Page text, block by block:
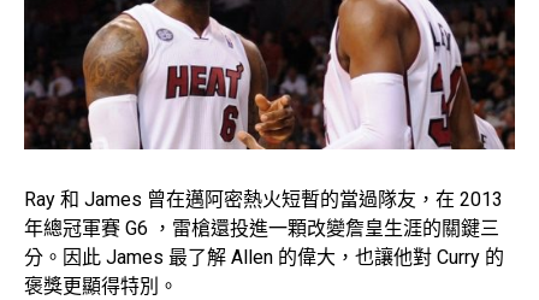
Ray 和 James 曾在邁阿密熱火短暫的當過隊友，在 2013
年總冠軍賽 G6 ，雷槍還投進一顆改變詹皇生涯的關鍵三
分。因此 James 最了解 Allen 的偉大，也讓他對 Curry 的
褒獎更顯得特別。